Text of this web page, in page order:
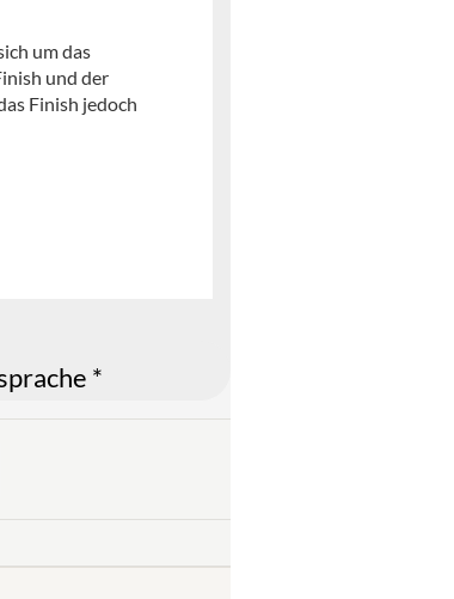
um das
und der
Finish jedoch
*